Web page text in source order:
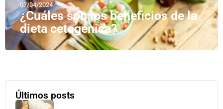
07/04/2024
¿Cuáles son los beneficios de la
dieta cetogénica?
Últimos posts